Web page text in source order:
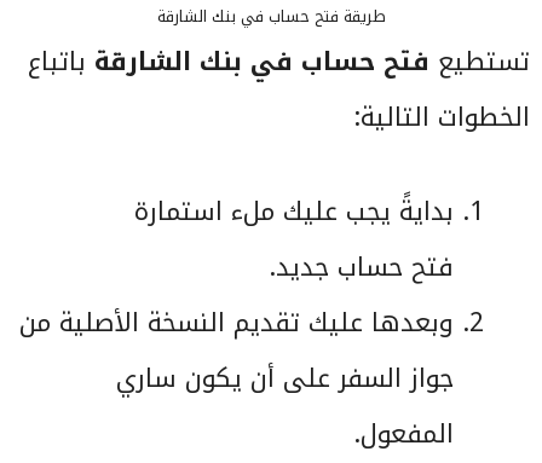
طريقة فتح حساب في بنك الشارقة
تستطيع فتح حساب في بنك الشارقة باتباع
الخطوات التالية:
بدايةً يجب عليك ملء استمارة
فتح حساب جديد.
وبعدها عليك تقديم النسخة الأصلية من
جواز السفر على أن يكون ساري
المفعول.